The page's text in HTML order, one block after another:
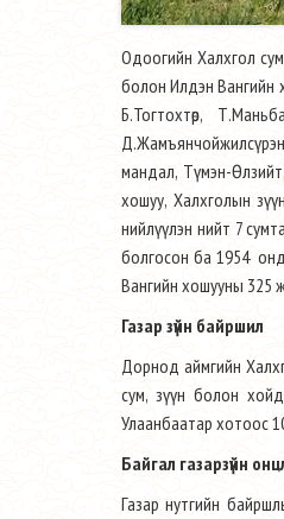
Одоогийн Халхгол
болон Илдэн Вангийн
Б.Тогтохтөр,
Д.Жамъянчойжилсүрэн
мандал, Түмэн-
хошуу, Халхголын
нийлүүлэн нийт 7
болгосон ба 1954 онд
Вангийн хошууны 325
Газар зүйн байршил
Дорнод аймгийн
сум, зүүн болон хойд
Улаанбаатар хотоос
Байгал газарзүйн
Газар нутгийн